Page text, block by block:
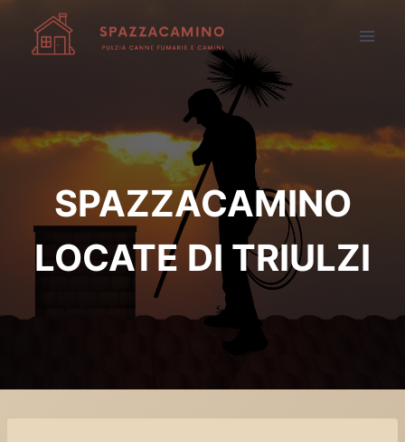
contenuto
SPAZZACAMINO
LOCATE DI TRIULZI